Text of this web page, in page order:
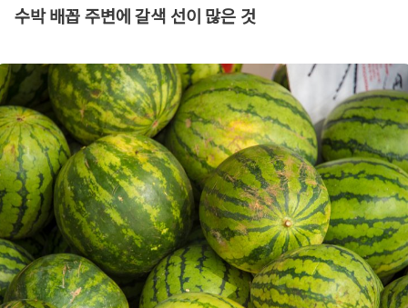
수박 배꼽 주변에 갈색 선이 많은 것